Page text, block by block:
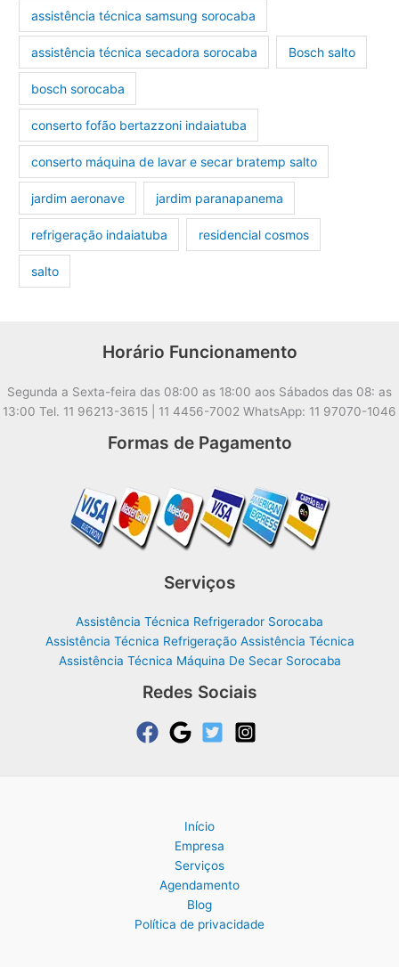
assistência técnica samsung sorocaba
assistência técnica secadora sorocaba Bosch salto
bosch sorocaba
conserto fofão bertazzoni indaiatuba
conserto máquina de lavar e secar bratemp salto
jardim aeronave jardim paranapanema
refrigeração indaiatuba residencial cosmos
salto
Horário Funcionamento
Segunda a Sexta-feira das 08:00 as 18:00 aos Sábados das 08: as
13:00 Tel. 11 96213-3615 | 11 4456-7002 WhatsApp: 11 97070-1046
Formas de Pagamento
Serviços
Assistência Técnica Refrigerador Sorocaba
Assistência Técnica Refrigeração Assistência Técnica
Assistência Técnica Máquina De Secar Sorocaba
Redes Sociais
Início
Empresa
Serviços
Agendamento
Blog
Política de privacidade